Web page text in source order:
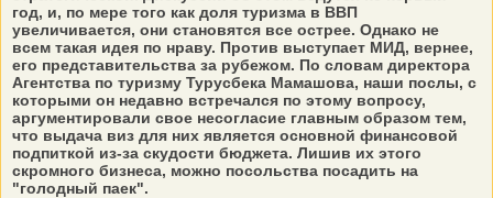
год, и, по мере того как доля туризма в ВВП
увеличивается, они становятся все острее. Однако не
всем такая идея по нраву. Против выступает МИД, вернее,
его представительства за рубежом. По словам директора
Агентства по туризму Турусбека Мамашова, наши послы, с
которыми он недавно встречался по этому вопросу,
аргументировали свое несогласие главным образом тем,
что выдача виз для них является основной финансовой
подпиткой из-за скудости бюджета. Лишив их этого
скромного бизнеса, можно посольства посадить на
"голодный паек".